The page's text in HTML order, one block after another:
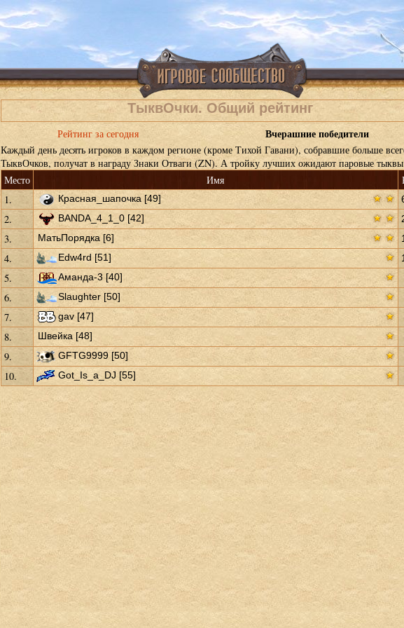
ТыквОчки. Общий рейтинг
Рейтинг за сегодня Вчерашние победители
Каждый день десять игроков в каждом регионе (кроме Тихой Гавани), собравшие больше
ТыквОчков, получат в награду Знаки Отваги (ZN). А тройку лучших ожидают паровые
Место
Имя
1.
Красная_шапочка [49]
2. BANDA_4_1_0 [42]
3. МатьПорядка [6]
4. Edw4rd [51]
5. Аманда-3 [40]
6. Slaughter [50]
7. gav [47]
8. Швейка [48]
9. GFTG9999 [50]
10. Got_Is_a_DJ [55]